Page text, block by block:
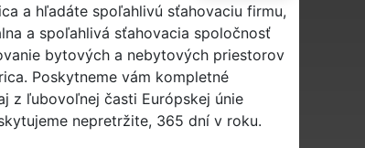
a hľadáte spoľahlivú sťahovaciu firmu,
a spoľahlivá sťahovacia spoločnosť
bytových a nebytových priestorov
Poskytneme vám kompletné
z ľubovoľnej časti Európskej únie
nepretržite, 365 dní v roku.